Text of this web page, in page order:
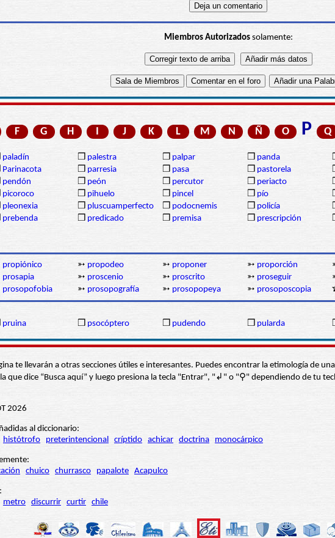
Miembros Autorizadossolamente:
F G H I J K L M N Ñ O P Q
paladín ❒ palestra ❒ palpar ❒ panda
Parinacota ❒ parresia ❒ pasa ❒ pastorela
pendón ❒ peón ❒ percutor ❒ periacto
picoroco ❒ pihuelo ❒ pincel ❒ pío
pleonexia ❒ pluscuamperfecto ❒ podocnemis ❒ policía
prebenda ❒ predicado ❒ premisa ❒ prescripción
propiónico ➳ propodeo ➳ proponer ➳ proporción
prosapia ➳ proscenio ➳ proscrito ➳ proseguir
prosopofobia ➳ prosopografía ➳ prosopopeya ➳ prosoposcopia
pruina ❒ psocóptero ❒ pudendo ❒ pularda
te llevarán a otras secciones útiles e interesantes. Puedes encontrar la etimología de
que dice “Busca aquí” y luego presiona la tecla "Entrar", "↲" o "⚲" dependiendo de tu
2026
al diccionario:
histótrofo preterintencional críptido achicar doctrina monocárpico
chuico churrasco papalote Acapulco
metro discurrir curtir chile